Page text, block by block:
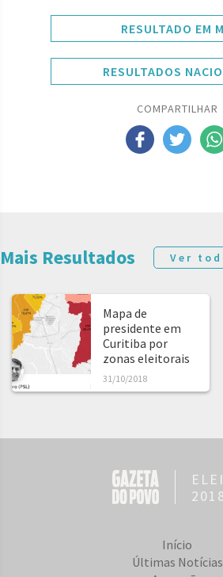
RESULTADO EM
RESULTADOS
COMPARTILHAR
Mais Resultados Ver
Mapa de
presidente em
Curitiba por
zonas eleitorais
31/10/2018
2018
Início
Últimas Notícias